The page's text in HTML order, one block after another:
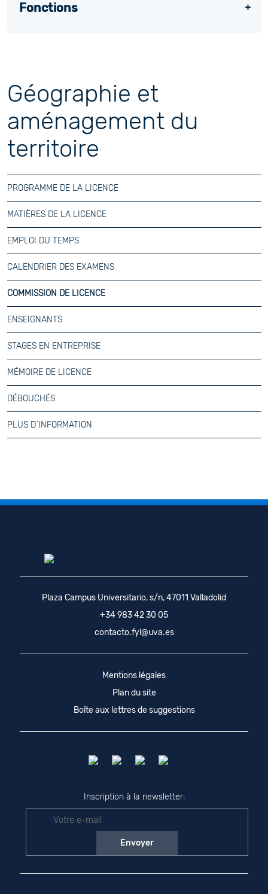
Fonctions
Géographie et
aménagement du
territoire
PROGRAMME DE LA LICENCE
MATIÈRES DE LA LICENCE
EMPLOI DU TEMPS
CALENDRIER DES EXAMENS
COMMISSION DE LICENCE
ENSEIGNANTS
STAGES EN ENTREPRISE
MÉMOIRE DE LICENCE
DÉBOUCHÉS
PLUS D´INFORMATION
Plaza Campus Universitario, s/n, 47011 Valladolid
+34 983 42 30 05
contacto.fyl@uva.es
Mentions légales
Plan du site
Boîte aux lettres de suggestions
Inscription à la newsletter: